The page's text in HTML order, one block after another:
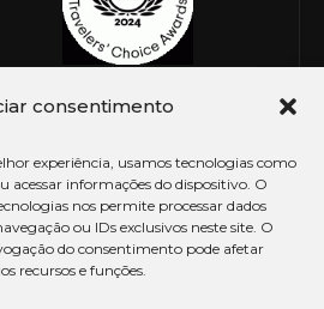
consentimento
experiência, usamos tecnologias como
acessar informações do dispositivo. O
nos permite processar dados
ou IDs exclusivos neste site. O
do consentimento pode afetar
recursos e funções.
Le Canton. Todos os direitos